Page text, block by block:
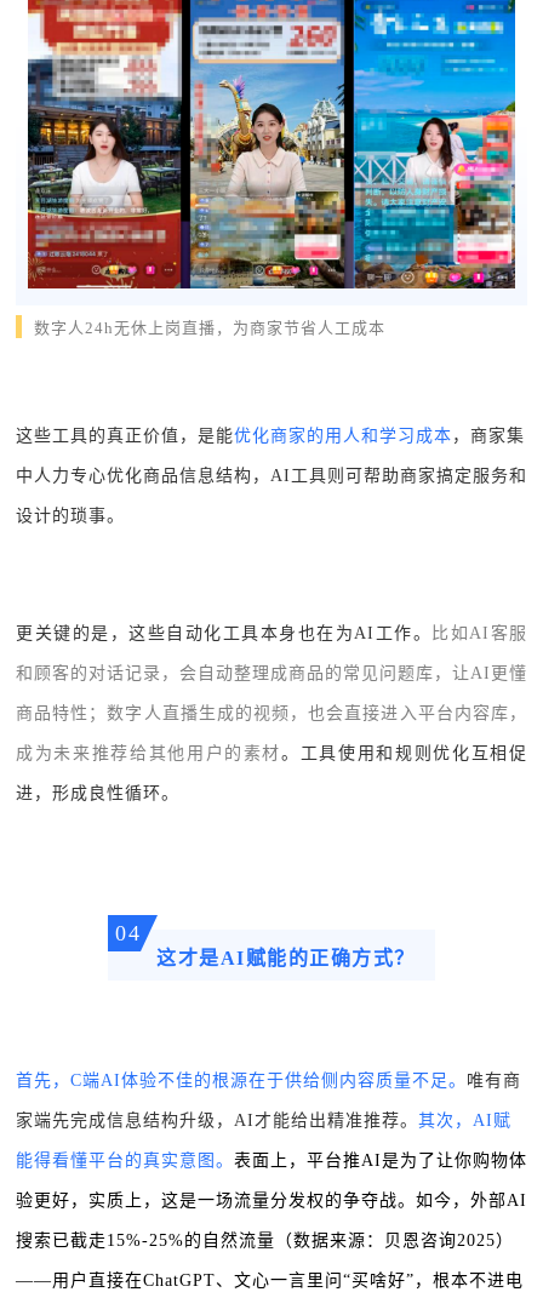
数字人24h无休上岗直播，为商家节省人工成本
这些工具的真正价值，是能优化商家的用人和学习成本 ，商家集
中人力专心优化商品信息结构，AI工具则可帮助商家搞定服务和
设计的琐事。
更关键的是，这些自动化工具本身也在为AI工作。 比如AI客服
和顾客的对话记录，会自动整理成商品的常见问题库，让AI更懂
商品特性；数字人直播生成的视频，也会直接进入平台内容库，
成为未来推荐给其他用户的素材。工具使用和规则优化互相促
进，形成良性循环。
04
这才是AI赋能的正确方式？
首先，C端AI体验不佳的根源在于供给侧内容质量不足。 唯有商
家端先完成信息结构升级，AI才能给出精准推荐。 其次，AI赋
能得看懂平台的真实意图。 表面上，平台推AI是为了让你购物体
验更好，实质上，这是一场流量分发权的争夺战。如今，外部AI
搜索已截走15%-25%的自然流量（数据来源：贝恩咨询2025）
——用户直接在ChatGPT、文心一言里问“买啥好”，根本不进电